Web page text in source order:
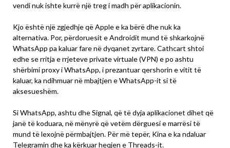
vendi nuk ishte kurrë një treg i madh për aplikacionin.
Kjo është një zgjedhje që Apple e ka bërë dhe nuk ka
alternativa. Por, përdoruesit e Androidit mund të shkarkojnë
WhatsApp pa kaluar fare në dyqanet zyrtare. Cathcart shtoi
edhe se rritja e rrjeteve private virtuale (VPN) e po ashtu
shërbimi proxy i WhatsApp, i prezantuar qershorin e vitit të
kaluar, ka ndihmuar në mbajtjen e WhatsApp-it si të
aksesueshëm.
Si WhatsApp, ashtu dhe Signal, që të dyja aplikacionet dihet që
janë të koduara, në mënyrë që vetëm dërguesi e marrësi të
mund të lexojnë përmbajtjen. Për më tepër, Kina e ka ndaluar
Telegramin dhe ka kërkuar heqjen e Threads-it.